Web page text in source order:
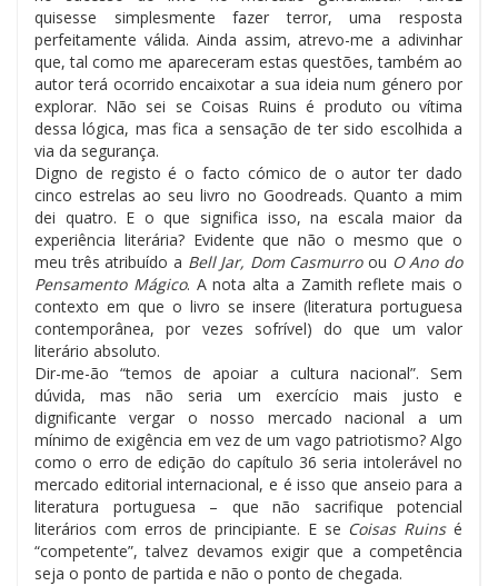
quisesse simplesmente fazer terror, uma resposta
perfeitamente válida. Ainda assim, atrevo-me a adivinhar
que, tal como me apareceram estas questões, também ao
autor terá ocorrido encaixotar a sua ideia num género por
explorar. Não sei se Coisas Ruins é produto ou vítima
dessa lógica, mas fica a sensação de ter sido escolhida a
via da segurança.
Digno de registo é o facto cómico de o autor ter dado
cinco estrelas ao seu livro no Goodreads. Quanto a mim
dei quatro. E o que significa isso, na escala maior da
experiência literária? Evidente que não o mesmo que o
meu três atribuído a Bell Jar, Dom Casmurroou O Ano do
Pensamento Mágico. A nota alta a Zamith reflete mais o
contexto em que o livro se insere (literatura portuguesa
contemporânea, por vezes sofrível) do que um valor
literário absoluto.
Dir-me-ão “temos de apoiar a cultura nacional”. Sem
dúvida, mas não seria um exercício mais justo e
dignificante vergar o nosso mercado nacional a um
mínimo de exigência em vez de um vago patriotismo? Algo
como o erro de edição do capítulo 36 seria intolerável no
mercado editorial internacional, e é isso que anseio para a
literatura portuguesa – que não sacrifique potencial
literários com erros de principiante. E se Coisas Ruinsé
“competente”, talvez devamos exigir que a competência
seja o ponto de partida e não o ponto de chegada.